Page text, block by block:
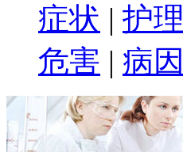
症状 | 护理
危害 | 病因